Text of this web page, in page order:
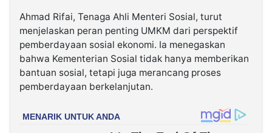
Ahmad Rifai, Tenaga Ahli Menteri Sosial, turut
menjelaskan peran penting UMKM dari perspektif
pemberdayaan sosial ekonomi. Ia menegaskan
bahwa Kementerian Sosial tidak hanya memberikan
bantuan sosial, tetapi juga merancang proses
pemberdayaan berkelanjutan.